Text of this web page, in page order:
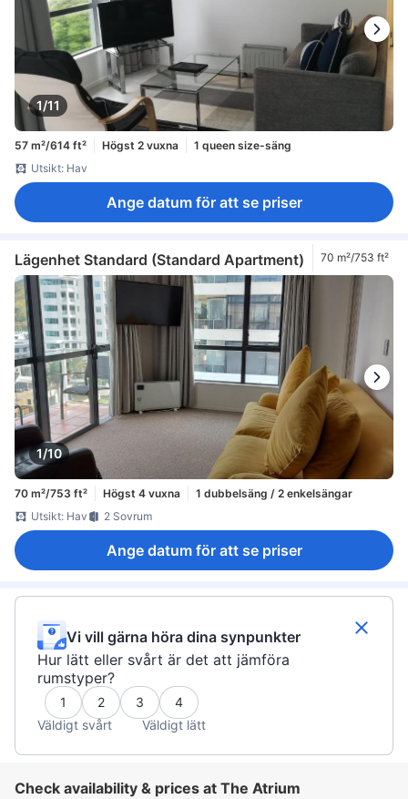
1/11
57 m²/614 ft² Högst 2 vuxna
1 queen size-säng
Utsikt: Hav
Ange datum för att se priser
Lägenhet Standard (Standard Apartment) 70 m²/753 ft²
1/10
70 m²/753 ft² Högst 4 vuxna
1 dubbelsäng / 2 enkelsängar
Utsikt: Hav
2 Sovrum
Ange datum för att se priser
Vi vill gärna höra dina synpunkter
Hur lätt eller svårt är det att jämföra
rumstyper?
1 2 3
4
Väldigt svårt
Väldigt lätt
Check availability & prices at The Atrium